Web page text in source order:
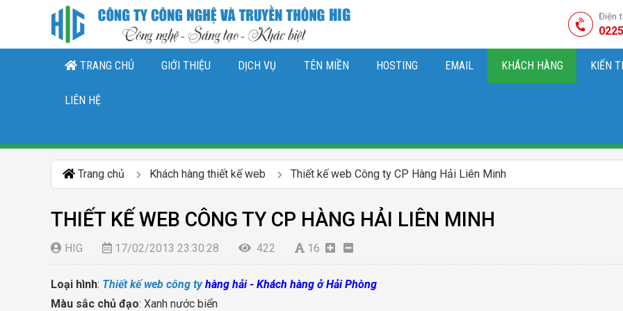
Điện
TRANG CHỦ GIỚI THIỆU DỊCH VỤ TÊN MIỀN HOSTING EMAIL KHÁCH HÀNG KIẾN
LIÊN HỆ
Trang chủ Khách hàng thiết kế web Thiết kế web Công ty CP Hàng Hải Liên Minh
THIẾT KẾ WEB CÔNG TY CP HÀNG HẢI LIÊN MINH
HIG 17/02/2013 23:30:28 422 16
Loại hình: Thiết kế web công tyhàng hải - Khách hàng ở Hải Phòng
Màu sắc chủ đạo: Xanh nước biển